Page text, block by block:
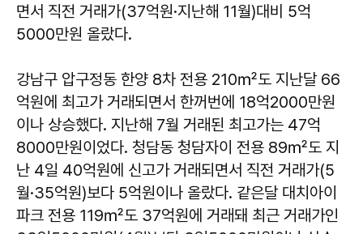
면서 직전 거래가(37억원·지난해 11월)대비 5억
5000만원 올랐다.
강남구 압구정동 한양 8차 전용 210㎡도 지난달 66
억원에 최고가 거래되면서 한꺼번에 18억2000만원
이나 상승했다. 지난해 7월 거래된 최고가는 47억
8000만원이었다. 청담동 청담자이 전용 89㎡도 지
난 4일 40억원에 신고가 거래되면서 직전 거래가(5
월·35억원)보다 5억원이나 올랐다. 같은달 대치아이
파크 전용 119㎡도 37억원에 거래돼 최근 거래가인